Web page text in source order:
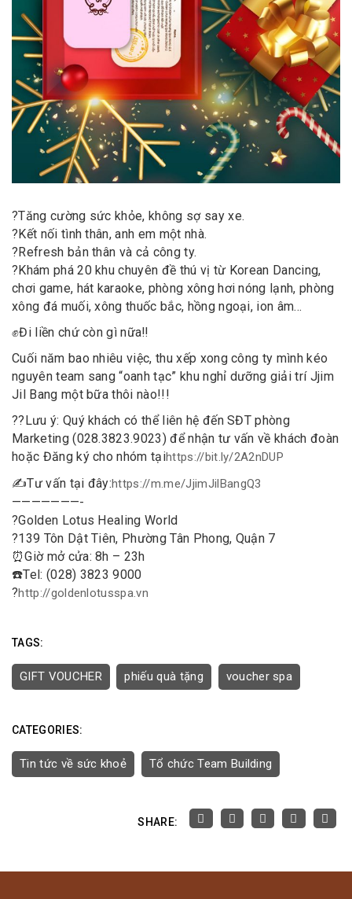
?Tăng cường sức khỏe, không sợ say xe.
?Kết nối tình thân, anh em một nhà.
?Refresh bản thân và cả công ty.
?Khám phá 20 khu chuyên đề thú vị từ Korean Dancing,
chơi game, hát karaoke, phòng xông hơi nóng lạnh, phòng
xông đá muối, xông thuốc bắc, hồng ngoại, ion âm…
✊Đi liền chứ còn gì nữa‼️
Cuối năm bao nhiêu việc, thu xếp xong công ty mình kéo
nguyên team sang “oanh tạc” khu nghỉ dưỡng giải trí Jjim
Jil Bang một bữa thôi nào!!!
??Lưu ý: Quý khách có thể liên hệ đến SĐT phòng
Marketing (028.3823.9023) để nhận tư vấn về khách đoàn
hoặc Đăng ký cho nhóm tạihttps://bit.ly/2A2nDUP
✍️Tư vấn tại đây:https://m.me/JjimJilBangQ3
———————-
?Golden Lotus Healing World
?139 Tôn Dật Tiên, Phường Tân Phong, Quận 7
⏰Giờ mở cửa: 8h – 23h
☎️Tel: (028) 3823 9000
?http://goldenlotusspa.vn
TAGS:
GIFT VOUCHER phiếu quà tặng voucher spa
CATEGORIES:
Tin tức về sức khoẻ Tổ chức Team Building
SHARE: